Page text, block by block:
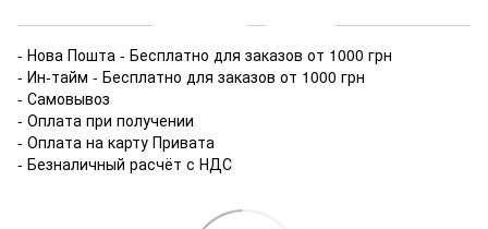
- Нова Пошта - Бесплатно для заказов от 1000 грн
- Ин-тайм - Бесплатно для заказов от 1000 грн
- Самовывоз
- Оплата при получении
- Оплата на карту Привата
- Безналичный расчёт с НДС